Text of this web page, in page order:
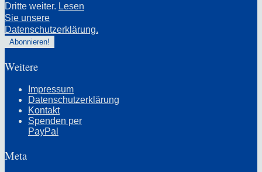
Dritte weiter. Lesen
Sie unsere
Datenschutzerklärung.
Weitere
Impressum
Datenschutzerklärung
Kontakt
Spenden per
PayPal
Meta